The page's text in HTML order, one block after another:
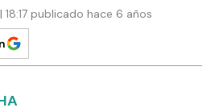
publicado hace 6 años